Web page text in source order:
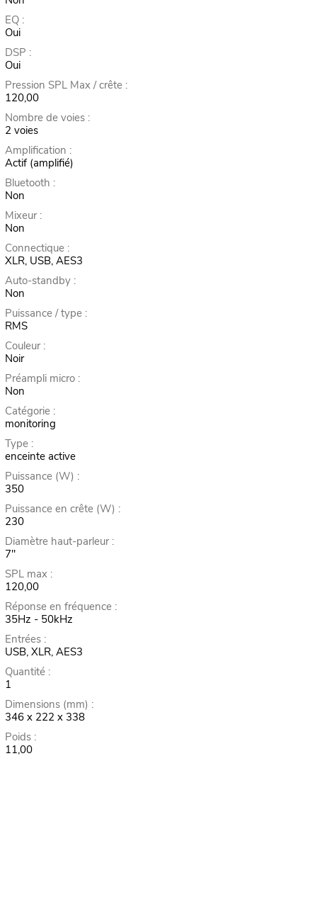
EQ :
Oui
DSP :
Oui
Pression SPL Max / crête :
120,00
Nombre de voies :
2 voies
Amplification :
Actif (amplifié)
Bluetooth :
Non
Mixeur :
Non
Connectique :
XLR, USB, AES3
Auto-standby :
Non
Puissance / type :
RMS
Couleur :
Noir
Préampli micro :
Non
Catégorie :
monitoring
Type :
enceinte active
Puissance (W) :
350
Puissance en crête (W) :
230
Diamètre haut-parleur :
7"
SPL max :
120,00
Réponse en fréquence :
35Hz - 50kHz
Entrées :
USB, XLR, AES3
Quantité :
1
Dimensions (mm) :
346 x 222 x 338
Poids :
11,00